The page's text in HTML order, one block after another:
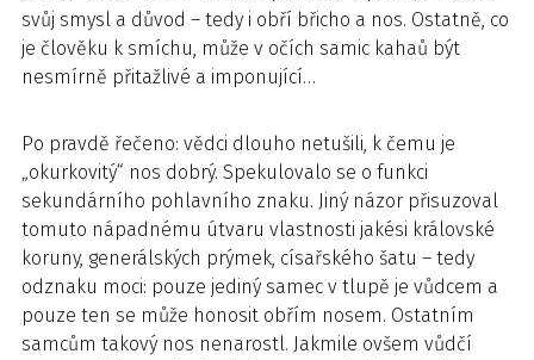
svůj smysl a důvod – tedy i obří břicho a nos. Ostatně, co
je člověku k smíchu, může v očích samic kahaů být
nesmírně přitažlivé a imponující…
Po pravdě řečeno: vědci dlouho netušili, k čemu je
„okurkovitý“ nos dobrý. Spekulovalo se o funkci
sekundárního pohlavního znaku. Jiný názor přisuzoval
tomuto nápadnému útvaru vlastnosti jakési královské
koruny, generálských prýmek, císařského šatu – tedy
odznaku moci: pouze jediný samec v tlupě je vůdcem a
pouze ten se může honosit obřím nosem. Ostatním
samcům takový nos nenarostl. Jakmile ovšem vůdčí